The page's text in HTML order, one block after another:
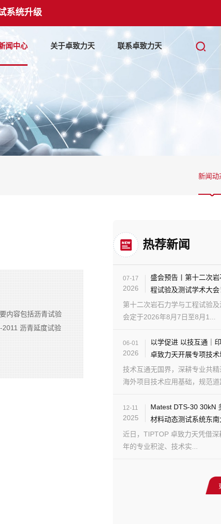
系统升级
闻中心 关于卓致力天 联系卓致力天
新闻动
内容包括沥青试验
沥青延度试验
热荐新闻
07-17
2026
盛会预告丨第十二次
程试验及测试学术大会
第十二次岩石力学与工程试验
会定于2026年8月7日至8月1...
06-01
2026
以学促进 以技互通｜
卓致力天开展专项技
技术互通无国界，深耕专业共
海外项目技术应用基础，规范
12-11
2025
Matest DTS-30 30kN
材料动态测试系统东
近日，TIPTOP 卓致力天凭借
年的专业积淀、技术实...